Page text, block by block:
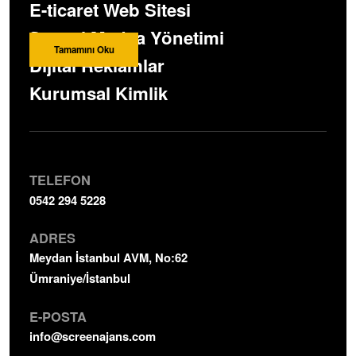
aracı…
Tamamını Oku
E-ticaret Web Sitesi
Sosyal Medya Yönetimi
Dijital Reklamlar
Kurumsal Kimlik
TELEFON
0542 294 5228
ADRES
Meydan İstanbul AVM, No:62
Ümraniye/İstanbul
E-POSTA
info@screenajans.com